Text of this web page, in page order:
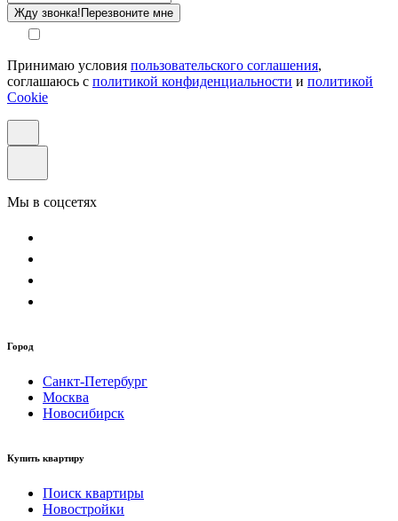
Жду звонка!Перезвоните мне
Принимаю условия пользовательского соглашения,
соглашаюсь с политикой конфиденциальности и политикой
Cookie
Мы в соцсетях
Город
Санкт-Петербург
Москва
Новосибирск
Купить квартиру
Поиск квартиры
Новостройки